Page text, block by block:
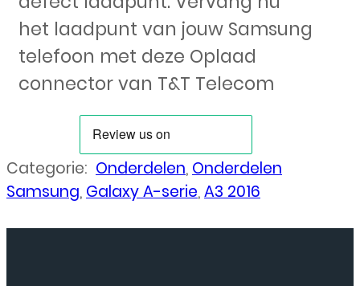
het laadpunt van jouw Samsung
telefoon met deze Oplaad
connector van T&T Telecom
Categorie: Onderdelen, Onderdelen
Samsung, Galaxy A-serie,A3 2016